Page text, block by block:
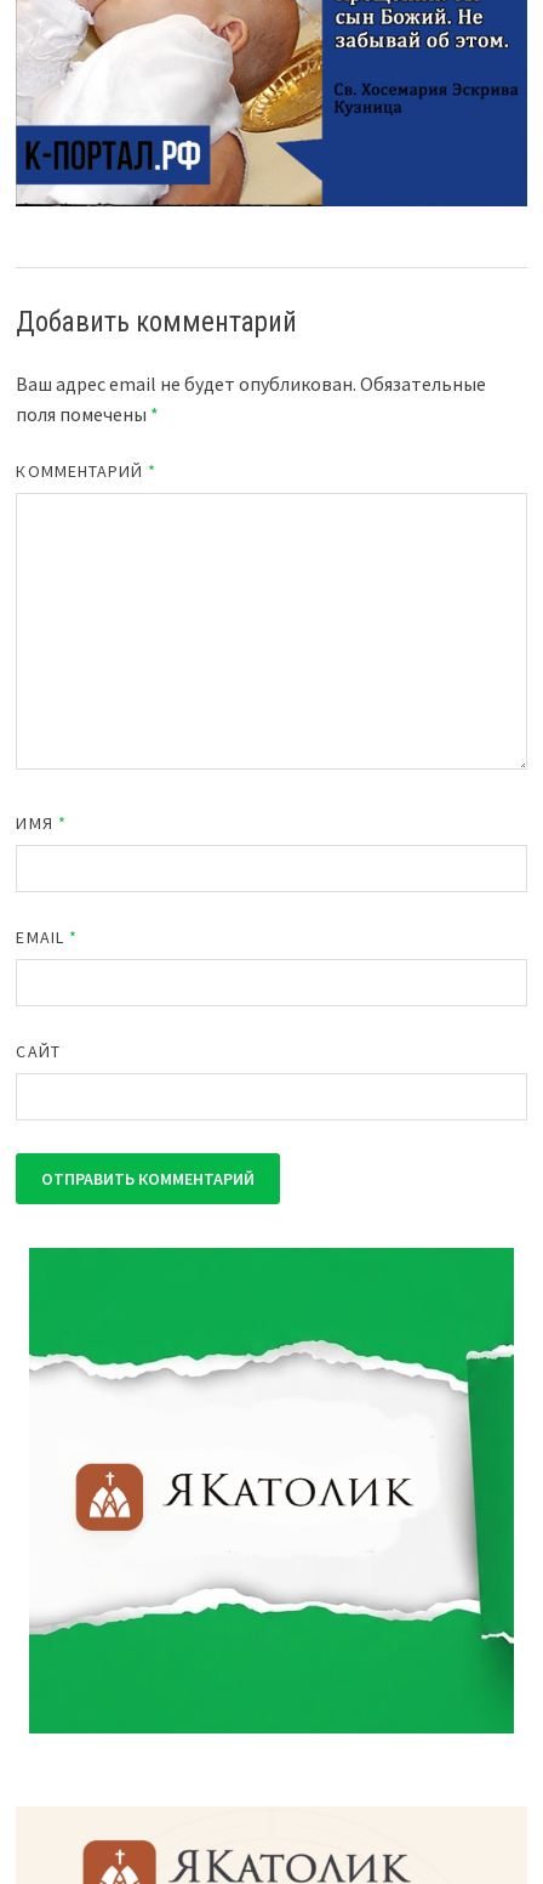
Добавить комментарий
Ваш адрес email не будет опубликован. Обязательные
поля помечены *
КОММЕНТАРИЙ *
ИМЯ *
EMAIL *
САЙТ